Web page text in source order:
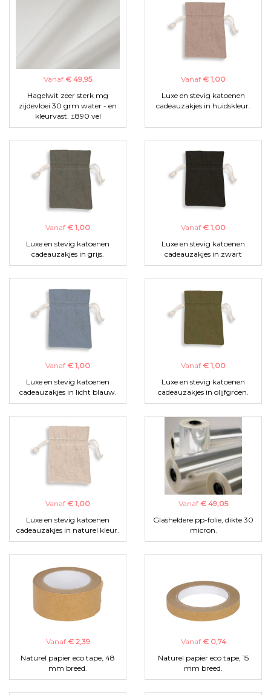
Vanaf € 49,95
Hagelwit zeer sterk mg
zijdevloei 30 grm water - en
kleurvast. ±890 vel
Vanaf € 1,00
Luxe en stevig katoenen
cadeauzakjes in huidskleur.
Vanaf € 1,00
Luxe en stevig katoenen
cadeauzakjes in grijs.
Vanaf € 1,00
Luxe en stevig katoenen
cadeauzakjes in zwart
Vanaf € 1,00
Luxe en stevig katoenen
cadeauzakjes in licht blauw.
Vanaf € 1,00
Luxe en stevig katoenen
cadeauzakjes in olijfgroen.
Vanaf € 1,00
Luxe en stevig katoenen
cadeauzakjes in naturel kleur.
Vanaf € 49,05
Glasheldere pp-folie, dikte 30
micron.
Vanaf € 2,39
Naturel papier eco tape, 48
mm breed.
Vanaf € 0,74
Naturel papier eco tape, 15
mm breed.